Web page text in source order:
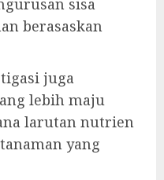
sisa
berasaskan
juga
lebih maju
larutan nutrien
yang